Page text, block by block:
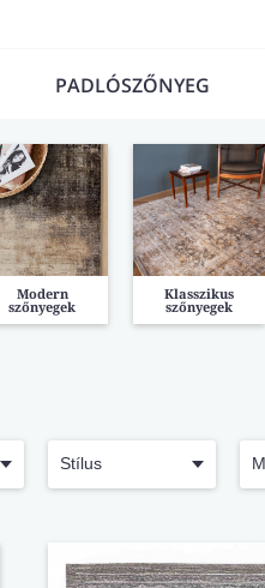
PADLÓSZŐNYEG
Modern
szőnyegek
Klasszikus
szőnyegek